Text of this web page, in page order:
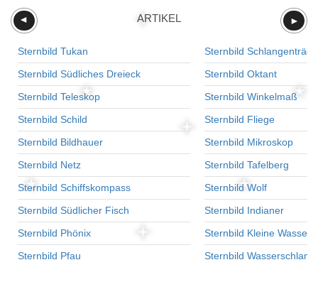
ARTIKEL ►
►
Sternbild Tukan
Sternbild Südliches Dreieck
Sternbild Teleskop
Sternbild Schild
Sternbild Bildhauer
Sternbild Netz
Sternbild Schiffskompass
Sternbild Südlicher Fisch
Sternbild Phönix
Sternbild Pfau
Sternbild
Sternbild Oktant
Sternbild Winkelmaß
Sternbild Fliege
Sternbild Mikroskop
Sternbild Tafelberg
Sternbild Wolf
Sternbild Indianer
Sternbild Kleine
Sternbild